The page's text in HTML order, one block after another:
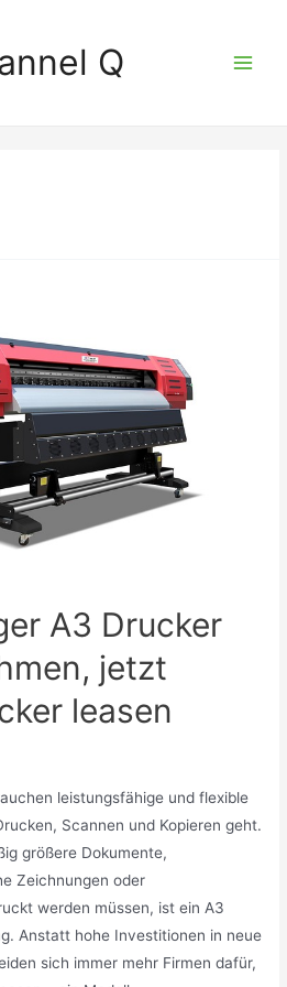
Q
A3 Drucker
jetzt
leasen
leistungsfähige und flexible
Scannen und Kopieren geht.
größere Dokumente,
Zeichnungen oder
werden müssen, ist ein A3
Anstatt hohe Investitionen in neue
sich immer mehr Firmen dafür,